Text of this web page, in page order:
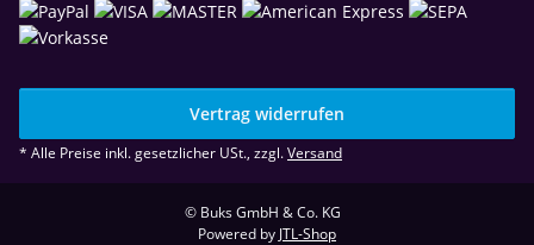
Vertrag widerrufen
* Alle Preise inkl. gesetzlicher USt., zzgl.Versand
© Buks GmbH & Co. KG
Powered by JTL-Shop